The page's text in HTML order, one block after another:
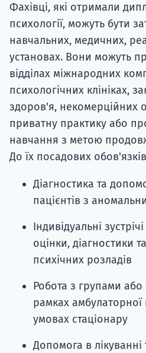
Фахівці, які отримали
психології, можуть бути
навчальних, медичних,
установах. Вони можуть
відділах міжнародних
психологічних клініках,
здоров'я, некомерційних
приватну практику або
навчання з метою
До їх посадових
Діагностика та
пацієнтів з
Індивідуальні
оцінки, діагностики
психічних розладів
Робота з групами
рамках
умовах стаціонару
Допомога в